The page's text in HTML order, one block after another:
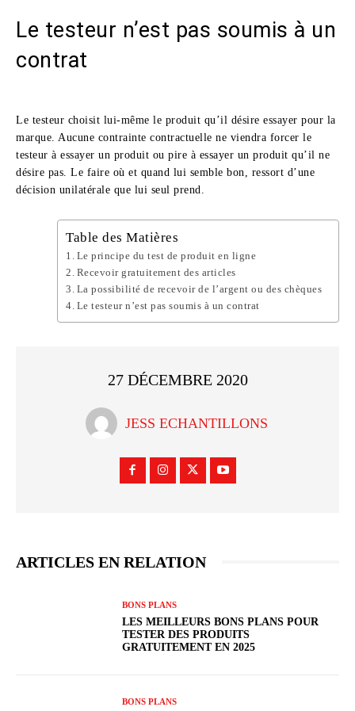
Le testeur n’est pas soumis à un
contrat
Le testeur choisit lui-même le produit qu’il désire essayer pour la
marque. Aucune contrainte contractuelle ne viendra forcer le
testeur à essayer un produit ou pire à essayer un produit qu’il ne
désire pas. Le faire où et quand lui semble bon, ressort d’une
décision unilatérale que lui seul prend.
Table des Matières
Le principe du test de produit en ligne
Recevoir gratuitement des articles
La possibilité de recevoir de l’argent ou des chèques
Le testeur n’est pas soumis à un contrat
27 DÉCEMBRE 2020
JESS ECHANTILLONS
ARTICLES EN RELATION
BONS PLANS
LES MEILLEURS BONS PLANS POUR
TESTER DES PRODUITS
GRATUITEMENT EN 2025
BONS PLANS